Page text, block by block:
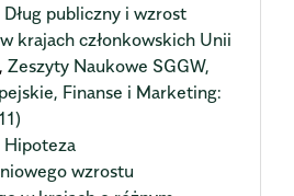
Dług publiczny i wzrost
krajach członkowskich Unii
, Zeszyty Naukowe SGGW,
Finanse i Marketing:
Hipoteza
wzrostu